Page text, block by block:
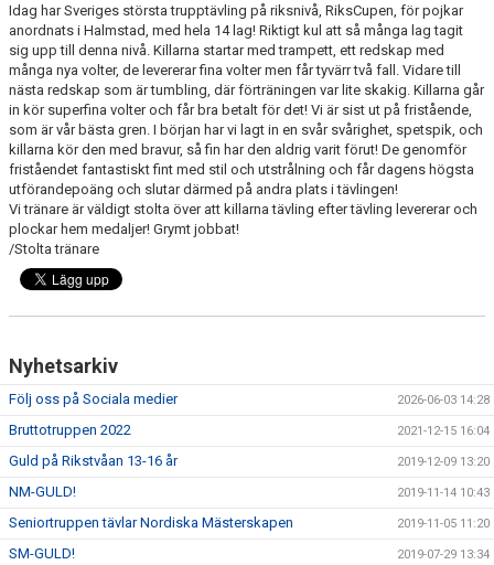
Idag har Sveriges största trupptävling på riksnivå, RiksCupen, för pojkar
anordnats i Halmstad, med hela 14 lag! Riktigt kul att så många lag tagit
sig upp till denna nivå. Killarna startar med trampett, ett redskap med
många nya volter, de levererar fina volter men får tyvärr två fall. Vidare till
nästa redskap som är tumbling, där förträningen var lite skakig. Killarna går
in kör superfina volter och får bra betalt för det! Vi är sist ut på fristående,
som är vår bästa gren. I början har vi lagt in en svår svårighet, spetspik, och
killarna kör den med bravur, så fin har den aldrig varit förut! De genomför
friståendet fantastiskt fint med stil och utstrålning och får dagens högsta
utförandepoäng och slutar därmed på andra plats i tävlingen!
Vi tränare är väldigt stolta över att killarna tävling efter tävling levererar och
plockar hem medaljer! Grymt jobbat!
/Stolta tränare
Nyhetsarkiv
Följ oss på Sociala medier 2026-06-03 14:28
Bruttotruppen 2022 2021-12-15 16:04
Guld på Rikstvåan 13-16 år 2019-12-09 13:20
NM-GULD! 2019-11-14 10:43
Seniortruppen tävlar Nordiska Mästerskapen 2019-11-05 11:20
SM-GULD! 2019-07-29 13:34